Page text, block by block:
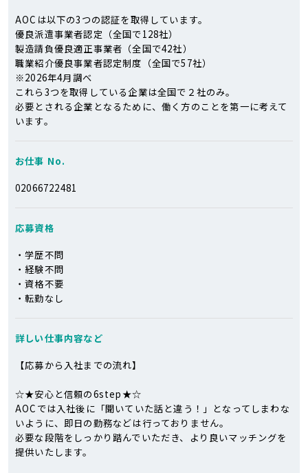
AOCは以下の3つの認証を取得しています。
優良派遣事業者認定（全国で128社）
製造請負優良適正事業者（全国で42社）
職業紹介優良事業者認定制度（全国で57社）
※2026年4月調べ
これら3つを取得している企業は全国で２社のみ。
必要とされる企業となるために、働く方のことを第一に考えて
います。
お仕事 No.
02066722481
応募資格
・学歴不問
・経験不問
・資格不要
・転勤なし
詳しい仕事内容など
【応募から入社までの流れ】
☆★安心と信頼の6step★☆
AOCでは入社後に「聞いていた話と違う！」となってしまわな
いように、即日の勤務などは行っておりません。
必要な段階をしっかり踏んでいただき、より良いマッチングを
提供いたします。